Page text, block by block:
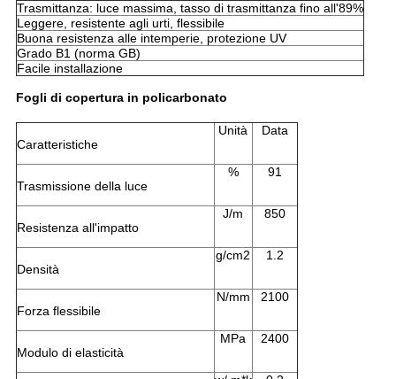
Trasmittanza: luce massima, tasso di trasmittanza fino all'89%
Leggere, resistente agli urti, flessibile
Buona resistenza alle intemperie, protezione UV
Grado B1 (norma GB)
Facile installazione
Fogli di copertura in policarbonato
Caratteristiche
Unità Data
Trasmissione della luce
% 91
Resistenza all'impatto
J/m 850
Densità
g/cm2 1.2
Forza flessibile
N/mm 2100
Modulo di elasticità
MPa 2400